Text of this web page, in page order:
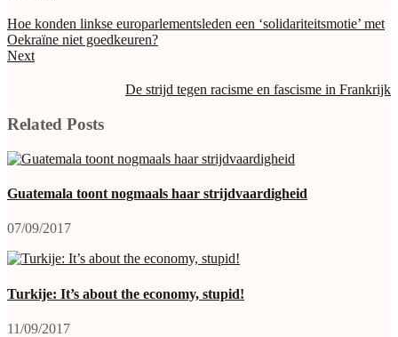
Hoe konden linkse europarlementsleden een ‘solidariteitsmotie’ met
Oekraïne niet goedkeuren?
Next
De strijd tegen racisme en fascisme in Frankrijk
Related Posts
Guatemala toont nogmaals haar strijdvaardigheid
07/09/2017
Turkije: It’s about the economy, stupid!
11/09/2017